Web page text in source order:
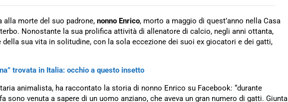
alla morte del suo padrone, nonno Enrico, morto a maggio di quest’anno nella Casa
Nonostante la sua prolifica attività di allenatore di calcio, negli anni ottanta,
della sua vita in solitudine, con la sola eccezione dei suoi ex giocatori e dei gatti,
trovata in Italia: occhio a questo insetto
animalista, ha raccontato la storia di nonno Enrico su Facebook: “durante
sono venuta a sapere di un uomo anziano, che aveva un gran numero di gatti. Giunta